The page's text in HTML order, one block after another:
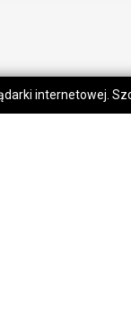
internetowej.